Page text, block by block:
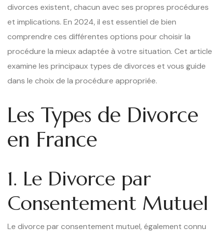
divorces existent, chacun avec ses propres procédures
et implications. En 2024, il est essentiel de bien
comprendre ces différentes options pour choisir la
procédure la mieux adaptée à votre situation. Cet article
examine les principaux types de divorces et vous guide
dans le choix de la procédure appropriée.
Les Types de Divorce
en France
1. Le Divorce par
Consentement Mutuel
Le divorce par consentement mutuel, également connu